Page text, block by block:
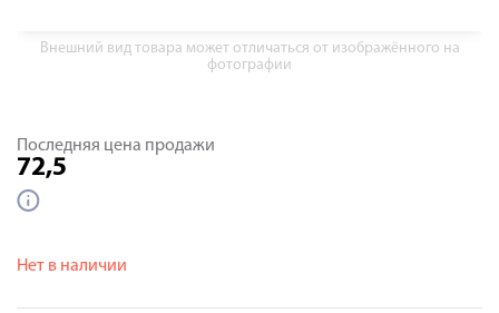
Внешний вид товара может отличаться от изображённого на
фотографии
Последняя цена продажи
72,5
Нет в наличии